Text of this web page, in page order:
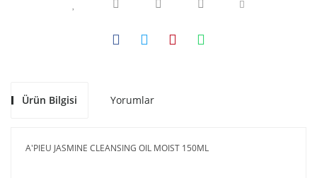
Ürün Bilgisi Yorumlar
A'PIEU JASMINE CLEANSING OIL MOIST 150ML